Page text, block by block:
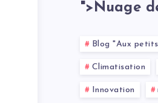
">Nuage
Blog "Aux
Climatisation
Innovation